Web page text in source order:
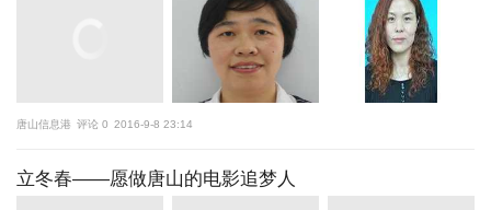
唐山信息港 评论 0 2016-9-8 23:14
立冬春——愿做唐山的电影追梦人